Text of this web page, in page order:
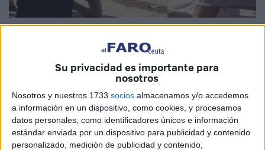
Su privacidad es importante para
nosotros
Nosotros y nuestros 1733 socios almacenamos y/o accedemos
a información en un dispositivo, como cookies, y procesamos
datos personales, como identificadores únicos e información
estándar enviada por un dispositivo para publicidad y contenido
personalizado, medición de publicidad y contenido,
Como cada año, laAsociación Al-Husna
ha lanzado la
campaña ‘Eid Al Adha 1444’ con el objetivo de poder
ayudar a que las familias más necesitadas y con bajos
recursos tanto de Ceutacomo de Marruecospuedan